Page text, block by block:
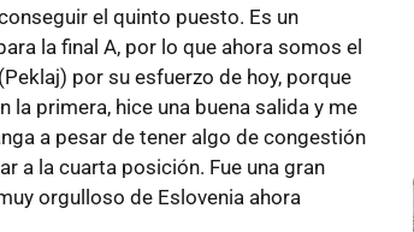
el quinto puesto. Es un
la final A, por lo que ahora somos el
por su esfuerzo de hoy, porque
primera, hice una buena salida y me
a pesar de tener algo de congestión
a la cuarta posición. Fue una gran
orgulloso de Eslovenia ahora